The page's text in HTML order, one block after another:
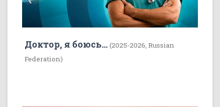
Доктор, я боюсь... (2025-2026, Russian
Federation)